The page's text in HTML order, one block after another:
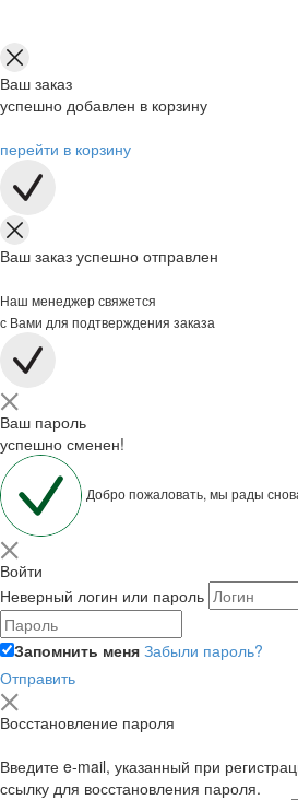
Ваш заказ
успешно добавлен в корзину
перейти в корзину
Ваш заказ успешно отправлен
Наш менеджер свяжется
с Вами для подтверждения заказа
Ваш пароль
успешно сменен!
Добро пожаловать, мы рады
Войти
Неверный логин или пароль
Запомнить меня Забыли пароль?
Отправить
Восстановление пароля
Введите e-mail, указанный при
ссылку для восстановления пароля.